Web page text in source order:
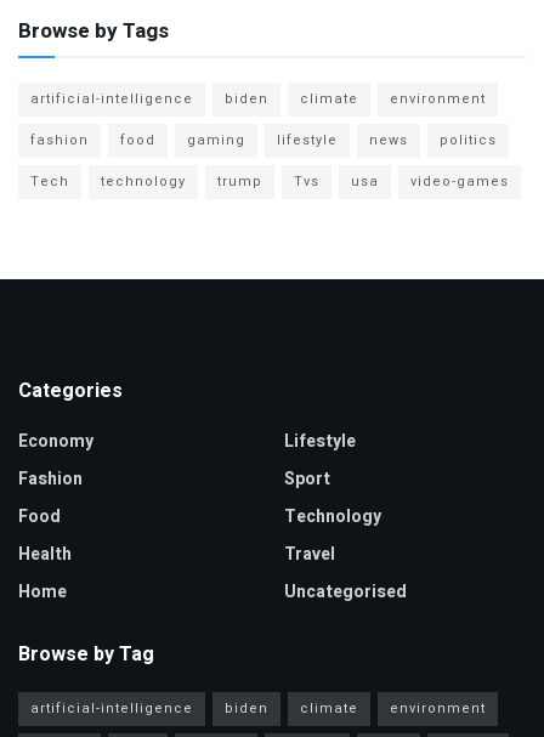
Browse by Tags
artificial-intelligence biden climate
environment
fashion
food gaming lifestyle news
politics
Tech
technology trump Tvs usa video-games
Categories
Economy
Fashion
Food
Health
Home
Lifestyle
Sport
Technology
Travel
Uncategorised
Browse by Tag
artificial-intelligence biden climate environment